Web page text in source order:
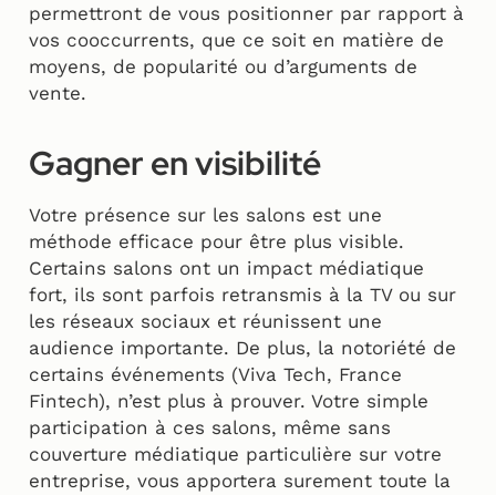
permettront de vous positionner par rapport à
vos cooccurrents, que ce soit en matière de
moyens, de popularité ou d’arguments de
vente.
Gagner en visibilité
Votre présence sur les salons est une
méthode efficace pour être plus visible.
Certains salons ont un impact médiatique
fort, ils sont parfois retransmis à la TV ou sur
les réseaux sociaux et réunissent une
audience importante. De plus, la notoriété de
certains événements (Viva Tech, France
Fintech), n’est plus à prouver. Votre simple
participation à ces salons, même sans
couverture médiatique particulière sur votre
entreprise, vous apportera surement toute la